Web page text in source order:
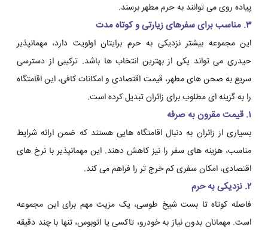
پیاده روی می توانند به حرم مطهر برسند.
۳. مناسب برای سفرهای زیارتی و کوتاه مدت
این مجموعه بیشتر نزدیکی به حرم برایتان اولویت دارد، مهمانپذیر
حیدری می تواند یکی از بهترین انتخاب ها باشد. ترکیبی از دسترسی
سریع به صحن های مطهر، قیمت اقتصادی و امکانات کافی، این اقامتگاه
را به گزینه ای مطلوب برای زائران تبدیل کرده است.
۱. قیمت مقرون به صرفه
بسیاری از زائران به دنبال اقامتگاه هایی هستند که ضمن ارائه شرایط
مناسب، هزینه های سفر را نیز کاهش دهند. این مهمانپذیر با نرخ های
اقتصادی، امکان سفری کم خرج تر را فراهم می کند.
۲. نزدیکی به حرم
فاصله کوتاه تا بست شیخ طوسی، یک مزیت مهم برای این مجموعه
است. مهمانان بدون نیاز به خودرو، تاکسی یا اتوبوس، تنها با چند دقیقه